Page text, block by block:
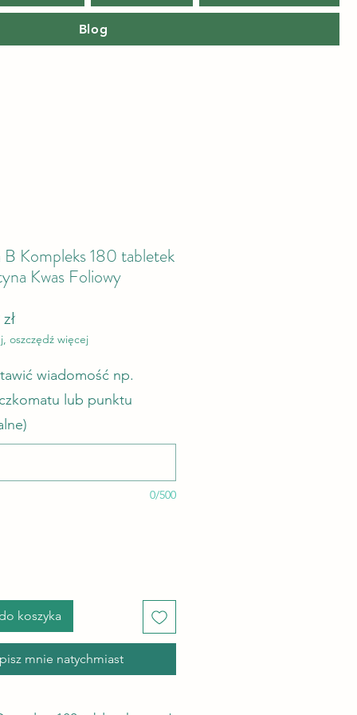
Blog
Kompleks 180 tabletek
Kwas Foliowy
cena
Cena Rabatowa
oszczędź więcej
wiadomość np.
lub punktu
0/500
koszyka
mnie natychmiast